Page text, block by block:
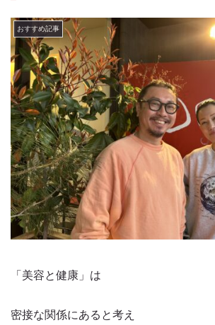
おすすめ記事
「美容と健康」は
密接な関係にあると考え